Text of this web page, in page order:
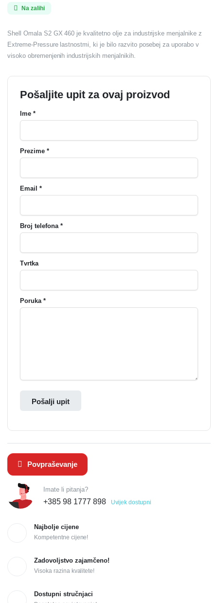
Na zalihi
Shell Omala S2 GX 460 je kvalitetno olje za industrijske menjalnike z
Extreme-Pressure lastnostmi, ki je bilo razvito posebej za uporabo v
visoko obremenjenih industrijskih menjalnikih.
Pošaljite upit za ovaj proizvod
Ime *
Prezime *
Email *
Broj telefona *
Tvrtka
Poruka *
Pošalji upit
Povpraševanje
Imate li pitanja?
+385 98 1777 898 Uvijek dostupni
Najbolje cijene
Kompetentne cijene!
Zadovoljstvo zajamčeno!
Visoka razina kvalitete!
Dostupni stručnjaci